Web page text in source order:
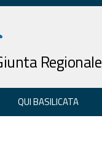
Regionale
QUI BASILICATA